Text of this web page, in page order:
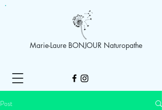
Marie-Laure BONJOUR Naturopathe
Post